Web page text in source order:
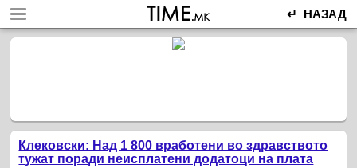
↵ НАЗАД
Клековски: Над 1 800 вработени во здравството
тужат поради неисплатени додатоци на плата